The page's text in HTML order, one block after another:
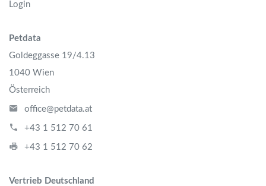
Login
Petdata
Goldeggasse 19/4.13
1040 Wien
Österreich
office@petdata.at
+43 1 512 70 61
+43 1 512 70 62
Vertrieb Deutschland